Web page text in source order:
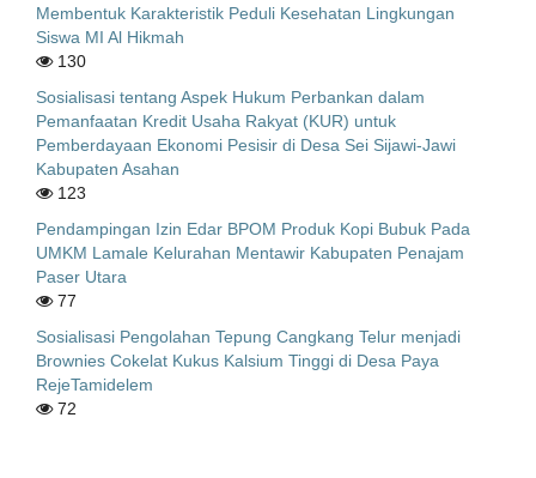
Membentuk Karakteristik Peduli Kesehatan Lingkungan
Siswa MI Al Hikmah
130
Sosialisasi tentang Aspek Hukum Perbankan dalam
Pemanfaatan Kredit Usaha Rakyat (KUR) untuk
Pemberdayaan Ekonomi Pesisir di Desa Sei Sijawi-Jawi
Kabupaten Asahan
123
Pendampingan Izin Edar BPOM Produk Kopi Bubuk Pada
UMKM Lamale Kelurahan Mentawir Kabupaten Penajam
Paser Utara
77
Sosialisasi Pengolahan Tepung Cangkang Telur menjadi
Brownies Cokelat Kukus Kalsium Tinggi di Desa Paya
RejeTamidelem
72